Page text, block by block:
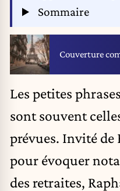
Sommaire
Couverture
Les petites
sont souvent
prévues. Invité de
pour évoquer
des retraites,